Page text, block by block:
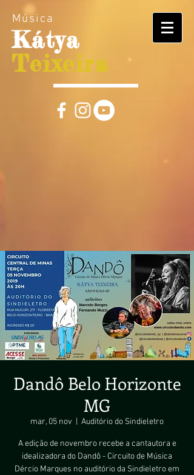
Música
Kátya
Teixeira
Dandô Belo Horizonte
MG
mar, 05 nov Auditório do Sindieletro
A edição de novembro recebe a cantautora e
idealizadora do Dandô - Circuito de Música
Dércio Marques no auditório da Sindieletro em